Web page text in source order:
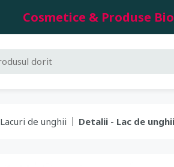
Cosmetice & Produse Bio
Lacuri de unghii Detalii - Lac de